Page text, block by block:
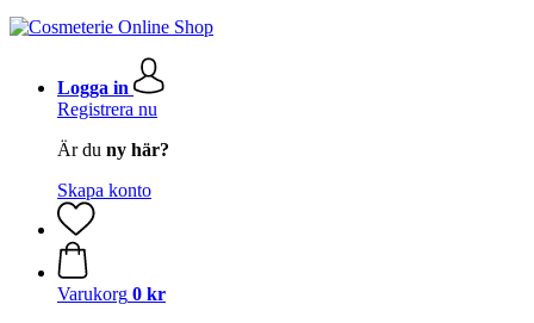
Logga in
Registrera nu
Är du ny här?
Skapa konto
Varukorg 0 kr